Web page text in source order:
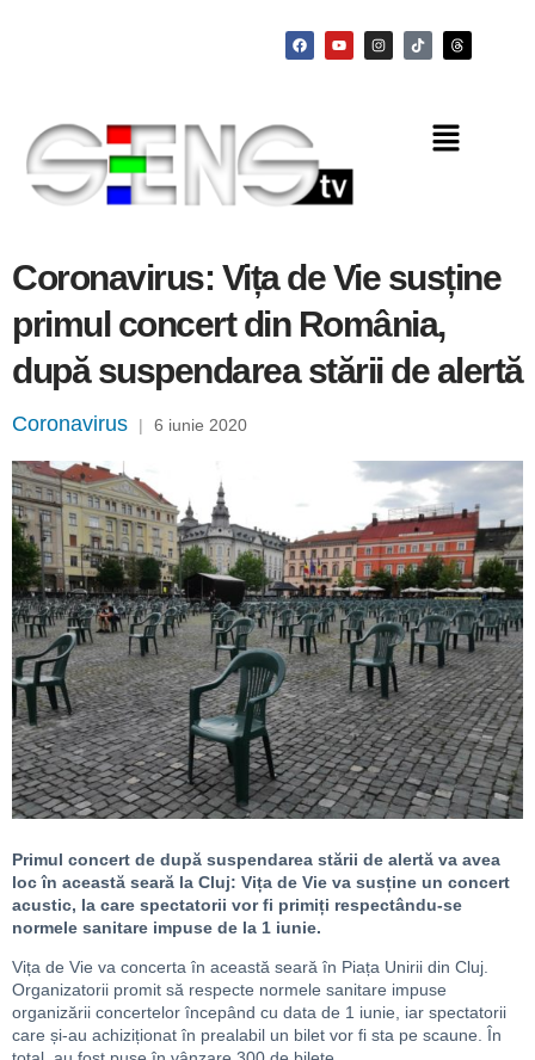
Coronavirus: Vița de Vie susține
primul concert din România,
după suspendarea stării de alertă
Coronavirus | 6 iunie 2020
Primul concert de după suspendarea stării de alertă va avea
loc în această seară la Cluj: Vița de Vie va susține un concert
acustic, la care spectatorii vor fi primiți respectându-se
normele sanitare impuse de la 1 iunie.
Vița de Vie va concerta în această seară în Piața Unirii din Cluj.
Organizatorii promit să respecte normele sanitare impuse
organizării concertelor începând cu data de 1 iunie, iar spectatorii
care și-au achiziționat în prealabil un bilet vor fi sta pe scaune. În